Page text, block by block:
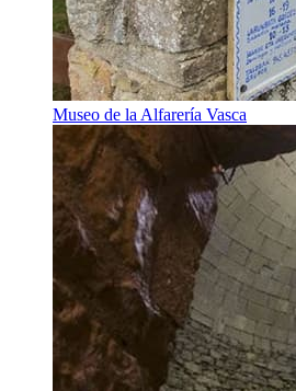
Museo de la Alfarería Vasca